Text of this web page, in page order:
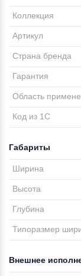
Коллекция
Артикул
Страна бренда
Гарантия
Область
Код из 1С
Габариты
Ширина
Высота
Глубина
Типоразмер
Внешнее